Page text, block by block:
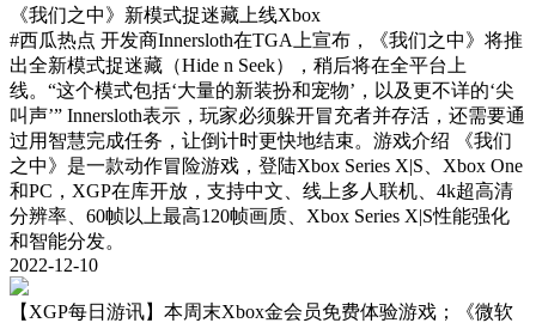
《我们之中》新模式捉迷藏上线Xbox
#西瓜热点 开发商Innersloth在TGA上宣布，《我们之中》将推
出全新模式捉迷藏（Hide n Seek），稍后将在全平台上
线。“这个模式包括‘大量的新装扮和宠物’，以及更不详的‘尖
叫声’” Innersloth表示，玩家必须躲开冒充者并存活，还需要通
过用智慧完成任务，让倒计时更快地结束。游戏介绍 《我们
之中》是一款动作冒险游戏，登陆Xbox Series X|S、Xbox One
和PC，XGP在库开放，支持中文、线上多人联机、4k超高清
分辨率、60帧以上最高120帧画质、Xbox Series X|S性能强化
和智能分发。
2022-12-10
【XGP每日游讯】本周末Xbox金会员免费体验游戏；《微软